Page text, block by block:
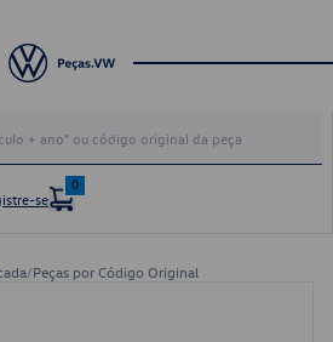
se
0
/Peças por Código Original